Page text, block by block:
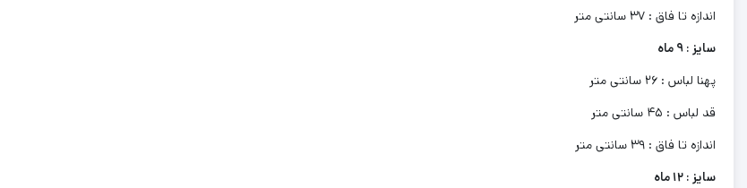
اندازه تا فاق : 37 سانتی متر
سایز : 9 ماه
پهنا لباس : 26 سانتی متر
قد لباس : 45 سانتی متر
اندازه تا فاق : 39 سانتی متر
سایز : 12 ماه